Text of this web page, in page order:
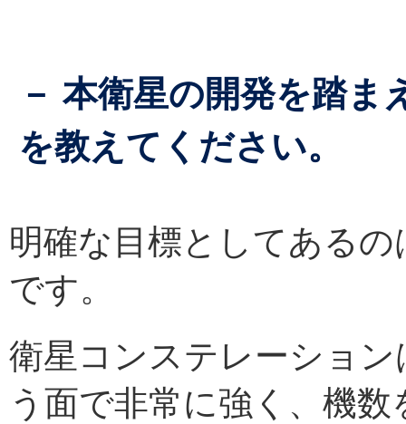
－ 本衛星の開発を踏ま
を教えてください。
明確な目標としてある
です。
衛星コンステレーショ
う面で非常に強く、機